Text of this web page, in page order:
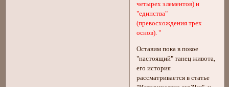
четырех элементов) и
"единства"
(превосхождения трех
основ). "
Оставим пока в покое
"настоящий" танец живота,
его история
рассматривается в статье